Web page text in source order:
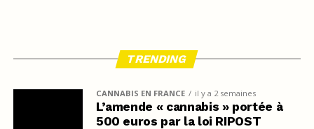
TRENDING
CANNABIS EN FRANCE il y a 2 semaines
L’amende « cannabis » portée à
500 euros par la loi RIPOST